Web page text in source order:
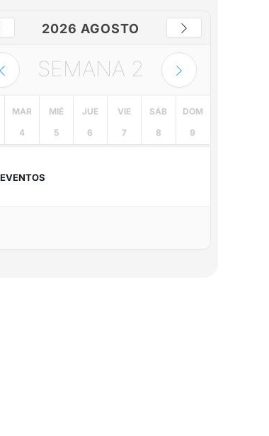
2026 AGOSTO
SEMANA 2
MAR
4
MIÉ
5
JUE
6
VIE
7
SÁB
8
DOM
9